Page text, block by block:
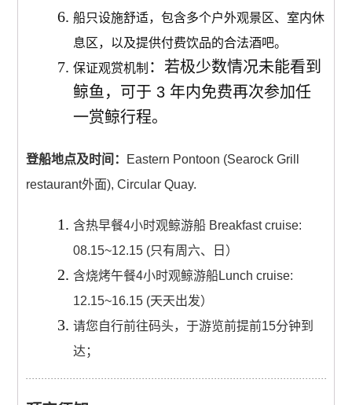
船只设施舒适，包含多个户外观景区、室内休
息区，以及提供付费饮品的合法酒吧。
保证观赏机制 ：若极少数情况未能看到
鲸鱼，可于 3 年内免费再次参加任
一赏鲸行程。
登船地点及时间： Eastern Pontoon (Searock Grill
restaurant外面), Circular Quay.
含热早餐4小时观鲸游船 Breakfast cruise:
08.15~12.15 (只有周六、日）
含烧烤午餐4小时观鲸游船Lunch cruise:
12.15~16.15 (天天出发）
请您自行前往码头，于游览前提前15分钟到
达；